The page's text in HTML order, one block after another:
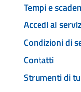
Tempi e
Accedi al
Condizioni di
Contatti
Strumenti di